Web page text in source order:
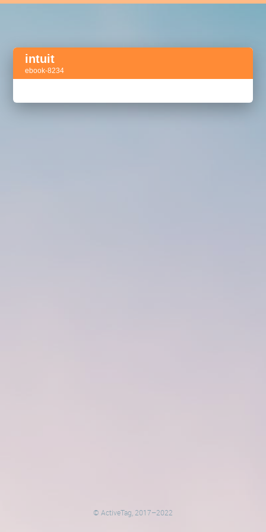
intuit
ebook-8234
Активный тегакселератор сделок
© ActiveTag, 2017–2022